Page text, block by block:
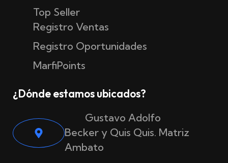
Top Seller
Registro Ventas
Registro Oportunidades
MarfiPoints
¿Dónde estamos ubicados?
Gustavo Adolfo
Becker y Quis Quis. Matriz
Ambato